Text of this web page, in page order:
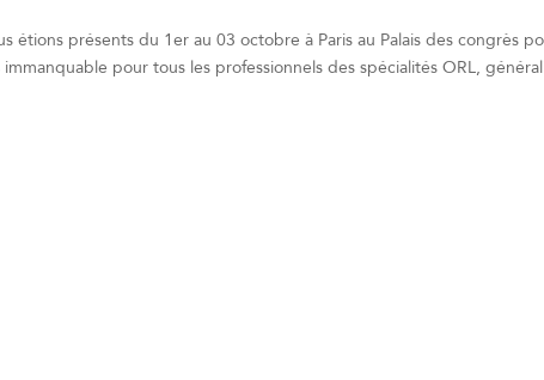
étions présents du 1er au 03 octobre à Paris au Palais des congrès
pour tous les professionnels des spécialités ORL,